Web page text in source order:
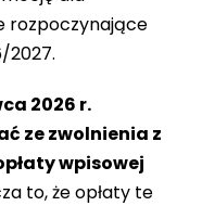
rozpoczynające
2027.
2026 r.
ze zwolnienia z
wpisowej
to, że opłaty te